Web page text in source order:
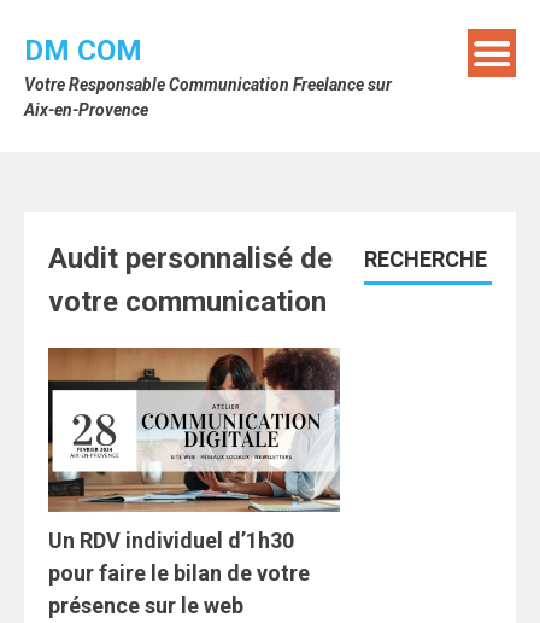
DM COM
Votre Responsable Communication Freelance sur
Aix-en-Provence
Audit personnalisé de
votre communication
Un RDV individuel d’1h30
pour faire le bilan de votre
présence sur le web
RECHERCHE